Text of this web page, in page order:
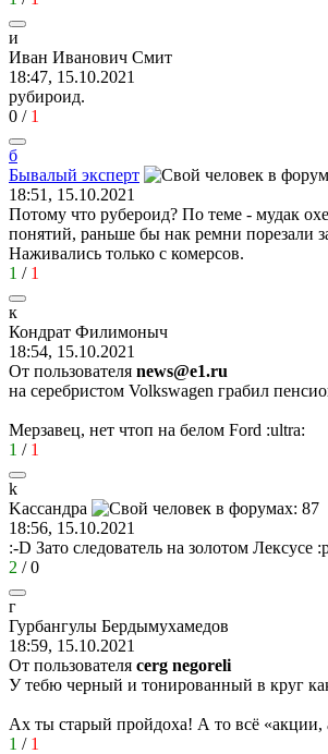
и
Иван Иванович Смит
18:47, 15.10.2021
рубироид.
0 / 1
б
Бывалый эксперт
18:51, 15.10.2021
Потому что рубероид? По теме - мудак
понятий, раньше бы нак ремни порезали
Наживались только с комерсов.
1 / 1
к
Кондрат Филимоныч
18:54, 15.10.2021
От пользователя news@e1.ru
на серебристом Volkswagen грабил
Мерзавец, нет чтоп на белом Ford :ultra:
1 / 1
k
Kaccaндpa
18:56, 15.10.2021
:-D Зато следователь на золотом Лексусе
2 /0
г
Гурбангулы Бердымухамедов
18:59, 15.10.2021
От пользователя cerg negoreli
У тебю черный и тонированный в круг
Ах ты старый пройдоха! А то всё «акции,
1 / 1